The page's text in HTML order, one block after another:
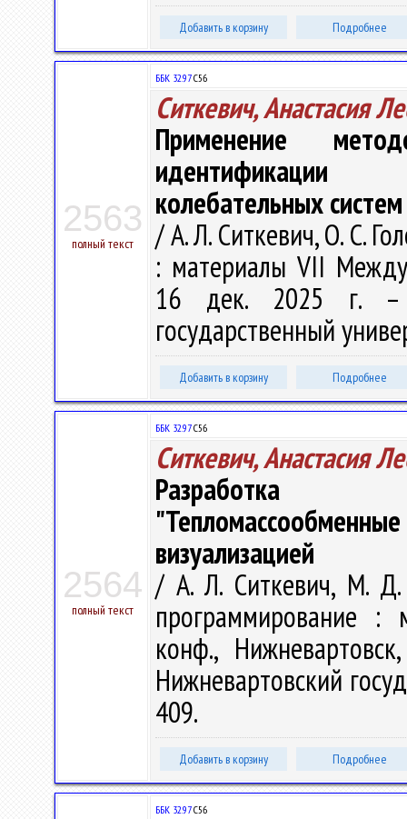
Добавить в корзину Подробнее
2563
полный текст
ББК 32.97С56
Ситкевич, Анастасия
Применение
идентификации
колебательных систем
/ А. Л. Ситкевич, О. С.
: материалы VII
16 дек. 2025 г. –
государственный
Добавить в корзину Подробнее
2564
полный текст
ББК 32.97С56
Ситкевич, Анастасия
Разработка
визуализацией
/ А. Л. Ситкевич, М.
программирование :
конф.,
Нижневартовский
409.
Добавить в корзину Подробнее
ББК 32.97С56